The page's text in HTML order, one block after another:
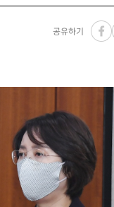
공유하기